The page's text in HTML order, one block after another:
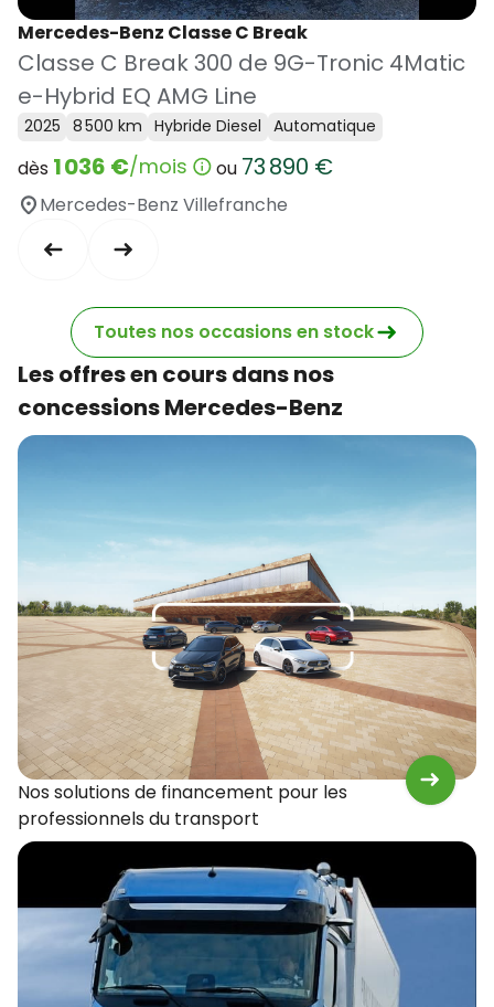
Mercedes-Benz Classe C Break
Classe C Break 300 de 9G-Tronic 4Matic
e-Hybrid EQ AMG Line
2025 8 500 km Hybride Diesel Automatique
dès 1 036 €/mois ou 73 890 €
Mercedes-Benz Villefranche
Toutes nos occasions en stock
Les offres en cours dans nos
concessions Mercedes-Benz
Nos solutions de financement pour les
professionnels du transport